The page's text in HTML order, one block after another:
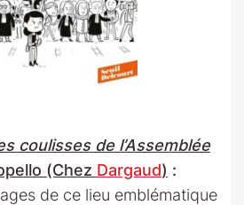
coulisses de l’Assemblée
(Chez Dargaud) :
de ce lieu emblématique